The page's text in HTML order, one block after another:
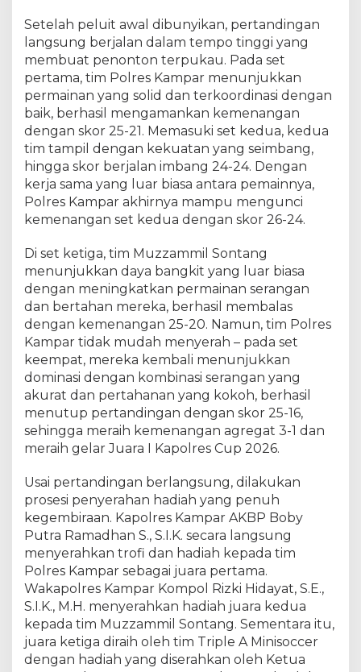
a
p
k
a
t
l
e
t
M
u
d
B
e
e
s
t
a
s
i
Setelah peluit awal dibunyikan, pertandingan
langsung berjalan dalam tempo tinggi yang
membuat penonton terpukau. Pada set
pertama, tim Polres Kampar menunjukkan
permainan yang solid dan terkoordinasi dengan
baik, berhasil mengamankan kemenangan
dengan skor 25-21. Memasuki set kedua, kedua
tim tampil dengan kekuatan yang seimbang,
hingga skor berjalan imbang 24-24. Dengan
kerja sama yang luar biasa antara pemainnya,
Polres Kampar akhirnya mampu mengunci
kemenangan set kedua dengan skor 26-24.
Di set ketiga, tim Muzzammil Sontang
menunjukkan daya bangkit yang luar biasa
dengan meningkatkan permainan serangan
dan bertahan mereka, berhasil membalas
dengan kemenangan 25-20. Namun, tim Polres
Kampar tidak mudah menyerah – pada set
keempat, mereka kembali menunjukkan
dominasi dengan kombinasi serangan yang
akurat dan pertahanan yang kokoh, berhasil
menutup pertandingan dengan skor 25-16,
sehingga meraih kemenangan agregat 3-1 dan
meraih gelar Juara I Kapolres Cup 2026.
Usai pertandingan berlangsung, dilakukan
prosesi penyerahan hadiah yang penuh
kegembiraan. Kapolres Kampar AKBP Boby
Putra Ramadhan S., S.I.K. secara langsung
menyerahkan trofi dan hadiah kepada tim
Polres Kampar sebagai juara pertama.
Wakapolres Kampar Kompol Rizki Hidayat, S.E.,
S.I.K., M.H. menyerahkan hadiah juara kedua
kepada tim Muzzammil Sontang. Sementara itu,
juara ketiga diraih oleh tim Triple A Minisoccer
dengan hadiah yang diserahkan oleh Ketua